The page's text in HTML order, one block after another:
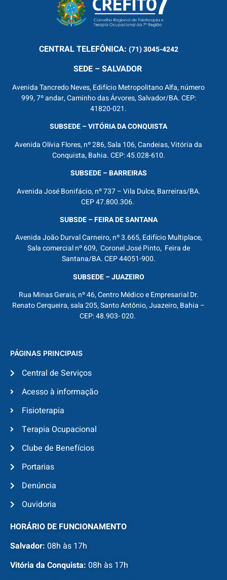
CENTRALTELEFÔNICA: (71) 3045-4242
SEDE – SALVADOR
Avenida Tancredo Neves, Edifício Metropolitano Alfa, número
999, 7º andar, Caminho das Árvores, Salvador/BA. CEP:
41820-021.
SUBSEDE – VITÓRIA DA CONQUISTA
Avenida Olívia Flores, nº 286, Sala 106, Candeias, Vitória da
Conquista, Bahia. CEP: 45.028-610.
SUBSEDE – BARREIRAS
Avenida José Bonifácio, nº 737 – Vila Dulce, Barreiras/BA.
CEP 47.800.306.
SUBSDE – FEIRA DE SANTANA
Avenida João Durval Carneiro, nº 3.665, Edifício Multiplace,
Sala comercial nº 609, Coronel José Pinto, Feira de
Santana/BA. CEP 44051-900.
SUBSEDE – JUAZEIRO
Rua Minas Gerais, nº 46, Centro Médico e Empresarial Dr.
Renato Cerqueira, sala 205, Santo Antônio, Juazeiro, Bahia –
CEP: 48.903- 020.
PÁGINAS PRINCIPAIS
Central de Serviços
Acesso à informação
Fisioterapia
Terapia Ocupacional
Clube de Benefícios
Portarias
Denúncia
Ouvidoria
HORÁRIO DE FUNCIONAMENTO
Salvador: 08h às 17h
Vitória da Conquista: 08h às 17h